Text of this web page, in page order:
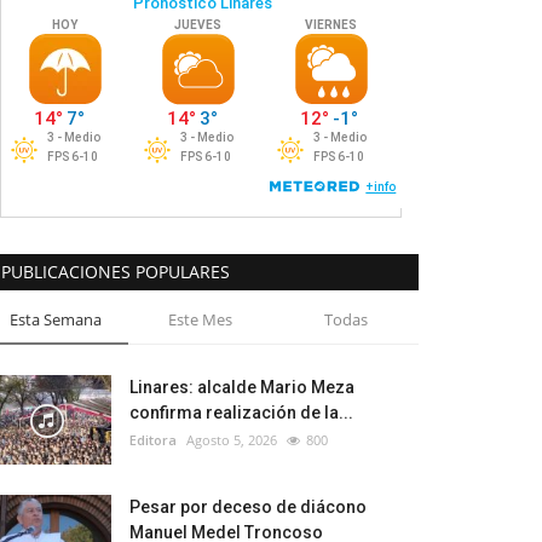
PUBLICACIONES POPULARES
Esta Semana Este Mes Todas
Linares: alcalde Mario Meza
confirma realización de la...
Editora Agosto 5, 2026 800
Pesar por deceso de diácono
Manuel Medel Troncoso